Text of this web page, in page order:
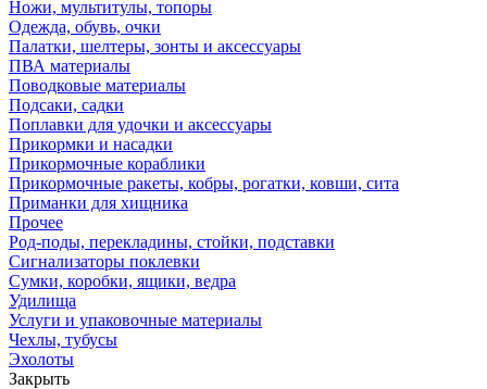
Ножи, мультитулы, топоры
Одежда, обувь, очки
Палатки, шелтеры, зонты и аксессуары
ПВА материалы
Поводковые материалы
Подсаки, садки
Поплавки для удочки и аксессуары
Прикормки и насадки
Прикормочные кораблики
Прикормочные ракеты, кобры, рогатки, ковши, сита
Приманки для хищника
Прочее
Род-поды, перекладины, стойки, подставки
Сигнализаторы поклевки
Сумки, коробки, ящики, ведра
Удилища
Услуги и упаковочные материалы
Чехлы, тубусы
Эхолоты
Закрыть